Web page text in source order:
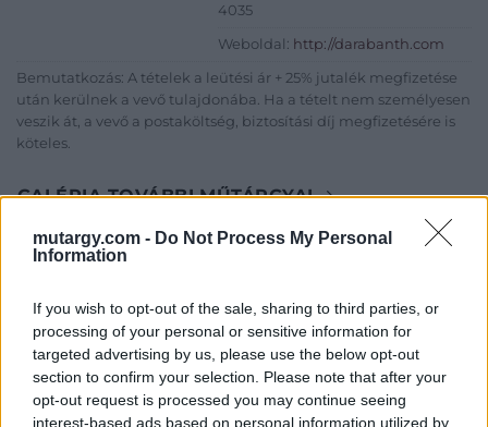
mutargy.com - Do Not Process My Personal
Information
If you wish to opt-out of the sale, sharing to third parties, or
processing of your personal or sensitive information for
targeted advertising by us, please use the below opt-out
section to confirm your selection. Please note that after your
opt-out request is processed you may continue seeing
interest-based ads based on personal information utilized by
4035
Weboldal: http://darabanth.com
Bemutatkozás: A tételek a leütési ár + 25% jutalék megfizetése
után kerülnek a vevő tulajdonába. Ha a tételt nem személyesen
veszik át, a vevő a postaköltség, biztosítási díj megfizetésére is
köteles.
GALÉRIA TOVÁBBI MŰTÁRGYAI
KAPCSOLÓDÓ MŰTÁRGYAK